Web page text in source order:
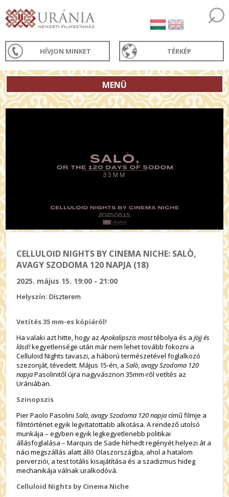
HÍVJON MINKET TÉRKÉP
MENÜ
CELLULOID NIGHTS BY CINEMA NICHE: SALÒ,
AVAGY SZODOMA 120 NAPJA (18)
2025. május 15. 19:00 - 21:00
Helyszín:Díszterem
Vetítés 35 mm-es kópiáról!
Ha valaki azt hitte, hogy azApokalipszis mosttébolya és aJöjj és
lásd!kegyetlensége után már nem lehet tovább fokozni a
Celluloid Nights tavaszi, a háború természetével foglalkozó
szezonját, tévedett. Május 15-én, aSalò,avagy Szodoma 120
napjaPasolinitől újra nagyvásznon 35mm-ről vetítés az
Urániában.
Szinopszis
Pier Paolo PasoliniSalò, avagy Szodoma 120 napjacímű filmje a
filmtörténet egyik legvitatottabb alkotása. A rendező utolsó
munkája – egyben egyik legkegyetlenebb politikai
állásfoglalása – Marquis de Sade hírhedt regényét helyezi át a
náci megszállás alatt álló Olaszországba, ahol a hatalom
perverziói, a test totális kisajátítása és a szadizmus hideg
mechanikája válnak uralkodóvá.
Celluloid Nights by Cinema Niche